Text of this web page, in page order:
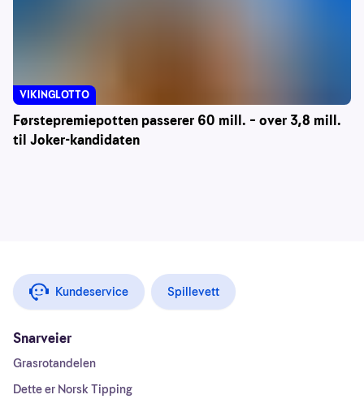
Førstepremiepotten passerer 60 mill. – over 3,8 mill.
til Joker-kandidaten
VIKINGLOTTO
Kundeservice Spillevett
Snarveier
Grasrotandelen
Dette er Norsk Tipping